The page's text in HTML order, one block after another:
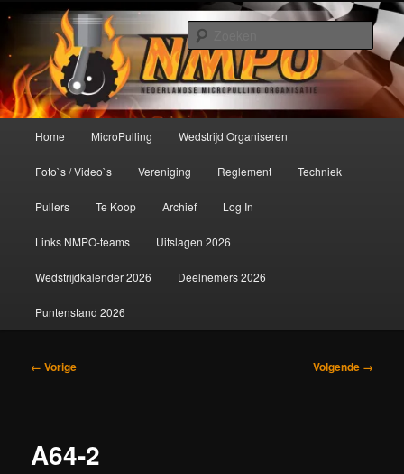
primaire
inhoudNederlandse MicroPulling
Organisatie
De meest krachtige modelbouwsport ter wereld!
Home MicroPulling Wedstrijd Organiseren
Foto`s / Video`s Vereniging Reglement Techniek
Pullers Te Koop Archief Log In
Links NMPO-teams Uitslagen 2026
Wedstrijdkalender 2026 Deelnemers 2026
Puntenstand 2026
Afbeeldingsnavigatie
← Vorige Volgende →
A64-2